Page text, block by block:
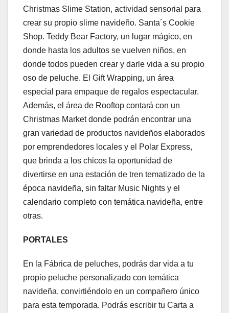
Christmas Slime Station, actividad sensorial para
crear su propio slime navideño. Santa´s Cookie
Shop. Teddy Bear Factory, un lugar mágico, en
donde hasta los adultos se vuelven niños, en
donde todos pueden crear y darle vida a su propio
oso de peluche. El Gift Wrapping, un área
especial para empaque de regalos espectacular.
Además, el área de Rooftop contará con un
Christmas Market donde podrán encontrar una
gran variedad de productos navideños elaborados
por emprendedores locales y el Polar Express,
que brinda a los chicos la oportunidad de
divertirse en una estación de tren tematizado de la
época navideña, sin faltar Music Nights y el
calendario completo con temática navideña, entre
otras.
PORTALES
En la Fábrica de peluches, podrás dar vida a tu
propio peluche personalizado con temática
navideña, convirtiéndolo en un compañero único
para esta temporada. Podrás escribir tu Carta a